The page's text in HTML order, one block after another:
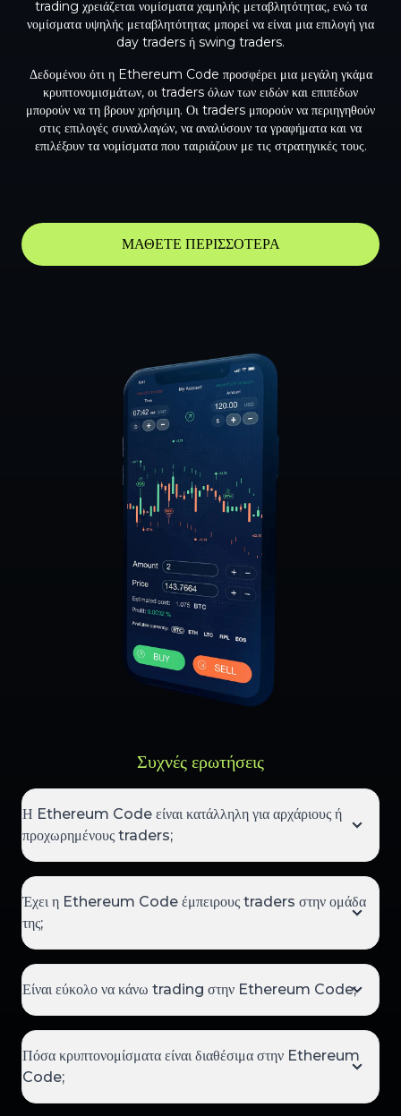
trading χρειάζεται νομίσματα χαμηλής μεταβλητότητας, ενώ τα
νομίσματα υψηλής μεταβλητότητας μπορεί να είναι μια επιλογή για
day traders ή swing traders.
Δεδομένου ότι η Ethereum Code προσφέρει μια μεγάλη γκάμα
κρυπτονομισμάτων, οι traders όλων των ειδών και επιπέδων
μπορούν να τη βρουν χρήσιμη. Οι traders μπορούν να περιηγηθούν
στις επιλογές συναλλαγών, να αναλύσουν τα γραφήματα και να
επιλέξουν τα νομίσματα που ταιριάζουν με τις στρατηγικές τους.
ΜΑΘΕΤΕ ΠΕΡΙΣΣΟΤΕΡΑ
Συχνές ερωτήσεις
Η Ethereum Code είναι κατάλληλη για αρχάριους ή
προχωρημένους traders;
Έχει η Ethereum Code έμπειρους traders στην ομάδα
της;
Είναι εύκολο να κάνω trading στην Ethereum Code;
Πόσα κρυπτονομίσματα είναι διαθέσιμα στην Ethereum
Code;